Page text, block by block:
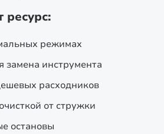
ресурс:
режимах
замена инструмента
расходников
от стружки
остановы